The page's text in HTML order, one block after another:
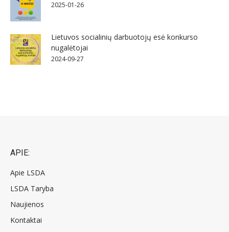
2025-01-26
Lietuvos socialinių darbuotojų esė konkurso
nugalėtojai
2024-09-27
APIE:
Apie LSDA
LSDA Taryba
Naujienos
Kontaktai